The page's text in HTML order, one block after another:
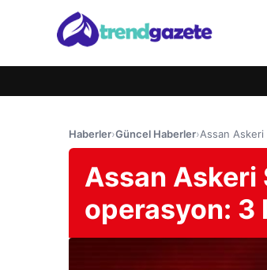
Haberler›Güncel Haberler›Assan Askeri
Assan Askeri
operasyon: 3